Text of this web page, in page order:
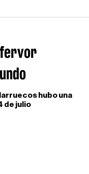
fervor
hubo una
de julio